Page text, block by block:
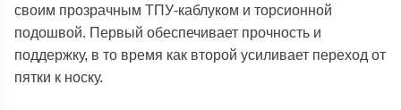
своим прозрачным ТПУ-каблуком и торсионной
подошвой. Первый обеспечивает прочность и
поддержку, в то время как второй усиливает переход от
пятки к носку.